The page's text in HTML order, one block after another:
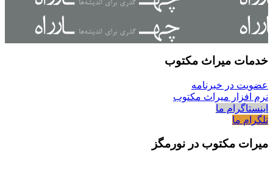
خدمات میراث مکتوب
عضویت در خبرنامه
نرم افزار میراث مکتوب
اینستاگرام ما
تلگرام ما
میرات مکتوب در نورمگز